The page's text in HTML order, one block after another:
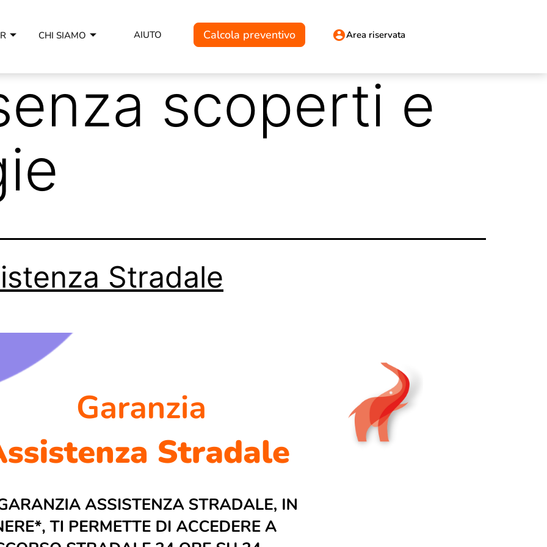
CHI SIAMO AIUTO Calcola preventivo Area riservata
scoperti e
Stradale